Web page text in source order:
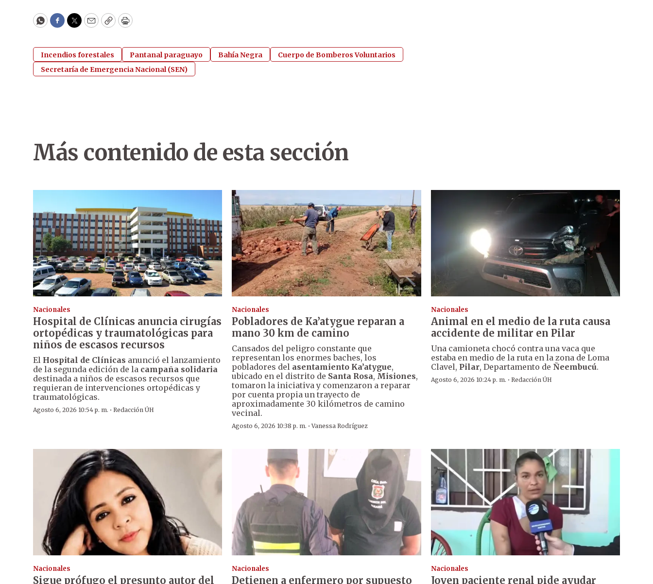
WhatsApp
Facebook
Twitter
EmailCopyPrint
Incendios forestales Pantanal paraguayo Bahía Negra
Cuerpo de Bomberos Voluntarios
Secretaría de Emergencia Nacional (SEN)
Más contenido de esta sección
Nacionales
Hospital de Clínicas anuncia cirugías
ortopédicas y traumatológicas para
niños de escasos recursos
El Hospital de Clínicas anunció el lanzamiento
de la segunda edición de la campaña solidaria
destinada a niños de escasos recursos que
requieran de intervenciones ortopédicas y
traumatológicas.
Agosto 6, 2026 10:54 p. m. · Redacción ÚH
Nacionales
Pobladores de Ka’atygue reparan a
mano 30 km de camino
Cansados del peligro constante que
representan los enormes baches, los
pobladores del asentamiento Ka’atygue,
ubicado en el distrito de Santa Rosa, Misiones,
tomaron la iniciativa y comenzaron a reparar
por cuenta propia un trayecto de
aproximadamente 30 kilómetros de camino
vecinal.
Agosto 6, 2026 10:38 p. m. ·Vanessa Rodríguez
Nacionales
Animal en el medio de la ruta causa
accidente de militar en Pilar
Una camioneta chocó contra una vaca que
estaba en medio de la ruta en la zona de Loma
Clavel, Pilar, Departamento de Ñeembucú.
Agosto 6, 2026 10:24 p. m. · Redacción ÚH
Nacionales
Sigue prófugo el presunto autor del
Nacionales
Detienen a enfermero por supuesto
Nacionales
Joven paciente renal pide ayudar